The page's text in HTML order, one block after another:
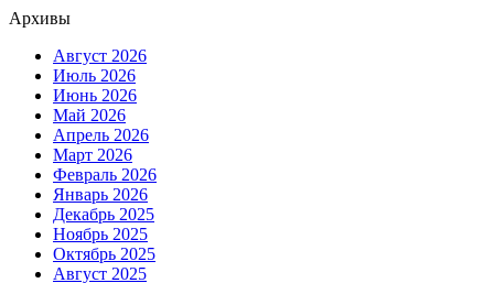
Архивы
Август 2026
Июль 2026
Июнь 2026
Май 2026
Апрель 2026
Март 2026
Февраль 2026
Январь 2026
Декабрь 2025
Ноябрь 2025
Октябрь 2025
Август 2025